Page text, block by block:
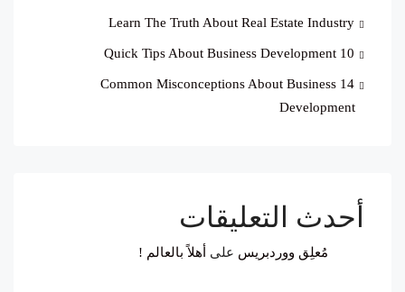
Learn The Truth About Real Estate Industry
10 Quick Tips About Business Development
14 Common Misconceptions About Business
Development
أحدث التعليقات
مُعلِق ووردبريس على أهلاً بالعالم !